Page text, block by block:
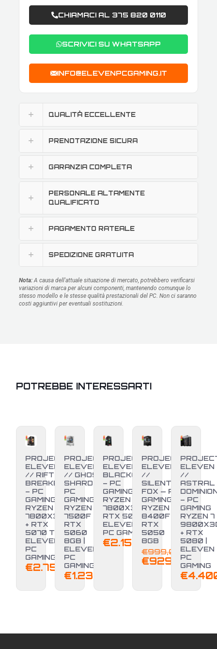
CHIAMACI AL 375 820 0110
SCRIVICI SU WHATSAPP
INFO@ELEVENPCGAMING.IT
QUALITÀ ECCELLENTE
PRENOTAZIONE SICURA
GARANZIA COMPLETA
PERSONALE ALTAMENTE
QUALIFICATO
PAGAMENTO RATEALE
SPEDIZIONE GRATUITA
Nota:A causa dell'attuale situazione di mercato, potrebbero verificarsi
variazioni di marca per alcuni componenti, mantenendo comunque lo
stesso modello e le stesse qualità prestazionali del PC. Non ci saranno
costi aggiuntivi per eventuali sostituzioni.
POTREBBE INTERESSARTI
NUOVO
PROJECT
ELEVEN
// RIFT
BREAKER
– PC
GAMING
RYZEN 7
7800X3D
+ RTX
5070 TI |
ELEVEN
PC
GAMING
€2.750,00
PROJECT
ELEVEN
// GHOST
SHARD –
PC
GAMING
RYZEN 5
7500F +
RTX
5060
8GB |
ELEVEN
PC
GAMING
€1.239,00
PROJECT
ELEVEN //
BLACKOUT
– PC
GAMING
RYZEN 7
7800X3D +
RTX 5070 |
ELEVEN
PC GAMING
€2.150,00
-7%
PROJECT
ELEVEN
//
SILENT
FOX — PC
GAMING
RYZEN 5
8400F +
RTX
5050
8GB
€999,00 Il
era:
€929,00Il
è:
ELEVEN
//
ASTRAL
– PC
GAMING
RYZEN 7
+ RTX
5080 |
ELEVEN
PC
GAMING
€